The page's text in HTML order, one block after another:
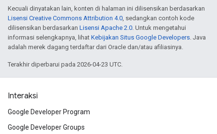
Kecuali dinyatakan lain, konten di halaman ini dilisensikan berdasarkan
Lisensi Creative Commons Attribution 4.0, sedangkan contoh kode
dilisensikan berdasarkan Lisensi Apache 2.0. Untuk mengetahui
informasi selengkapnya, lihat Kebijakan Situs Google Developers. Java
adalah merek dagang terdaftar dari Oracle dan/atau afiliasinya.
Terakhir diperbarui pada 2026-04-23 UTC.
Interaksi
Google Developer Program
Google Developer Groups